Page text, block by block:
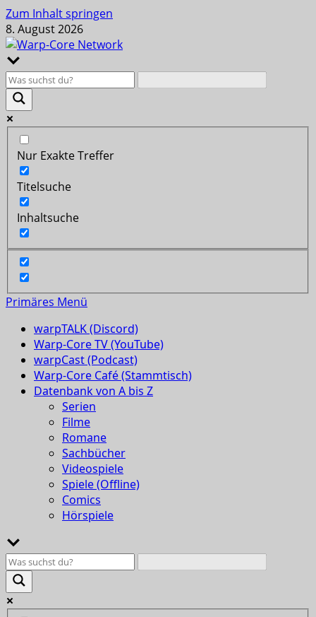
Zum Inhalt springen
8. August 2026
Nur Exakte Treffer
Titelsuche
Inhaltsuche
Primäres Menü
warpTALK (Discord)
Warp-Core TV (YouTube)
warpCast (Podcast)
Warp-Core Café (Stammtisch)
Datenbank von A bis Z
Serien
Filme
Romane
Sachbücher
Videospiele
Spiele (Offline)
Comics
Hörspiele